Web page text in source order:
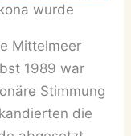
wurde
Mittelmeer
1989 war
Stimmung
die